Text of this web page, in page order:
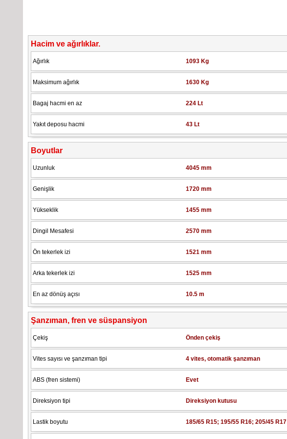
Hacim ve ağırlıklar.
Ağırlık 1093 Kg
Maksimum ağırlık 1630 Kg
Bagaj hacmi en az 224 Lt
Yakıt deposu hacmi 43 Lt
Boyutlar
Uzunluk 4045 mm
Genişlik 1720 mm
Yükseklik 1455 mm
Dingil Mesafesi 2570 mm
Ön tekerlek izi 1521 mm
Arka tekerlek izi 1525 mm
En az dönüş açısı 10.5 m
Şanzıman, fren ve süspansiyon
Çekiş Önden çekiş
Vites sayısı ve şanzıman tipi 4 vites, otomatik şanzıman
ABS (fren sistemi) Evet
Direksiyon tipi Direksiyon kutusu
Lastik boyutu 185/65 R15; 195/55 R16; 205/45 R17